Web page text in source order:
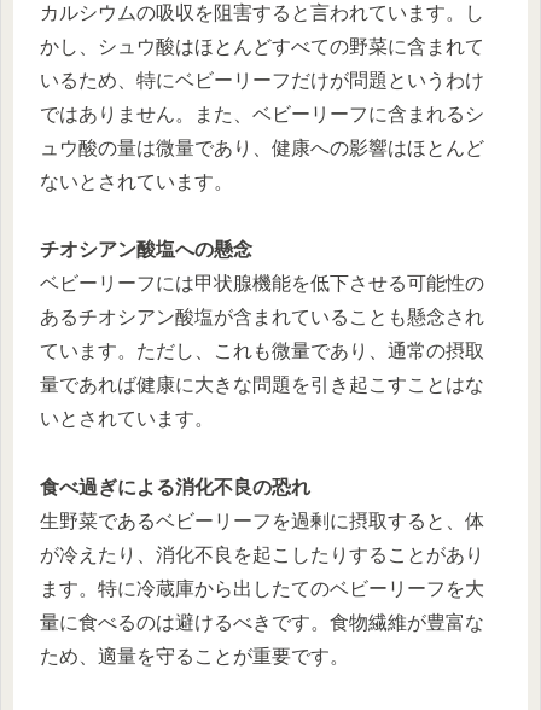
カルシウムの吸収を阻害すると言われています。し
かし、シュウ酸はほとんどすべての野菜に含まれて
いるため、特にベビーリーフだけが問題というわけ
ではありません。また、ベビーリーフに含まれるシ
ュウ酸の量は微量であり、健康への影響はほとんど
ないとされています。
チオシアン酸塩への懸念
ベビーリーフには甲状腺機能を低下させる可能性の
あるチオシアン酸塩が含まれていることも懸念され
ています。ただし、これも微量であり、通常の摂取
量であれば健康に大きな問題を引き起こすことはな
いとされています。
食べ過ぎによる消化不良の恐れ
生野菜であるベビーリーフを過剰に摂取すると、体
が冷えたり、消化不良を起こしたりすることがあり
ます。特に冷蔵庫から出したてのベビーリーフを大
量に食べるのは避けるべきです。食物繊維が豊富な
ため、適量を守ることが重要です。